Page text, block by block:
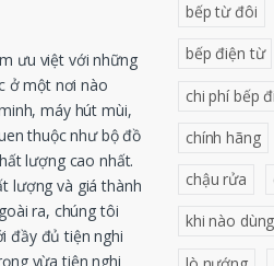
ưu việt với những
ở một nơi nào
máy hút mùi,
thuộc như bộ đồ
lượng cao nhất.
lượng và giá thành
ra, chúng tôi
đầy đủ tiện nghi
vừa tiện nghi
bếp từ đôi
bếp điện từ
chi phí bếp
chính hãng
chậu rửa
khi nào